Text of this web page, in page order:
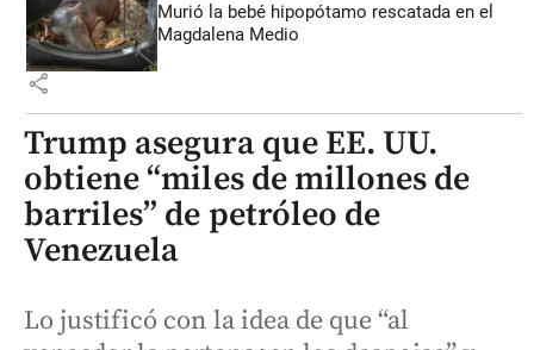
Murió la bebé hipopótamo rescatada en el
Magdalena Medio
share
Trump asegura que EE. UU.
obtiene “miles de millones de
barriles” de petróleo de
Venezuela
Lo justificó con la idea de que “al